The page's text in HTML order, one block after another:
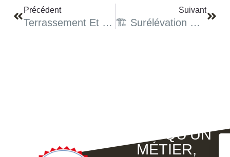
Précédent
Terrassement Et Grutage : Bien Préparer Son Terrain Pour Construire Sereinement
Suivant
🏗️ Surélévation Et Extension : Gagner De L’espace Sans Empiéter Sur Le Terrain
PLUS QU'UN
MÉTIER,